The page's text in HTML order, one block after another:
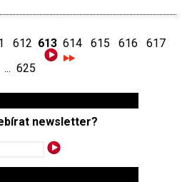
612 613 614 615 616
617
... 625
newsletter?